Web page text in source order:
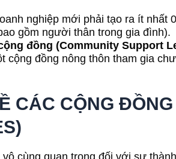
nghiệp mới phải tạo ra ít nhất
gồm người thân trong gia đình).
đồng (Community Support
cộng đồng nông thôn tham gia
CÁC CỘNG